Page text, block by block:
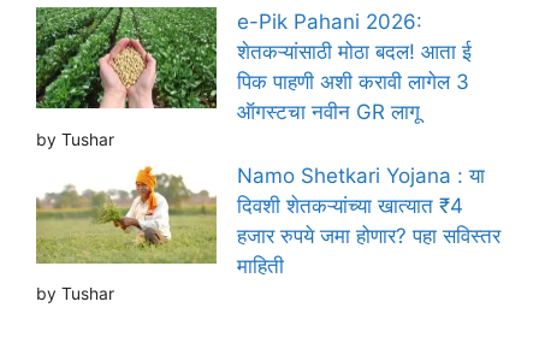
e-Pik Pahani 2026:
शेतकऱ्यांसाठी मोठा बदल! आता ई
पिक पाहणी अशी करावी लागेल 3
ऑगस्टचा नवीन GR लागू
by Tushar
Namo Shetkari Yojana : या
दिवशी शेतकऱ्यांच्या खात्यात ₹4
हजार रुपये जमा होणार? पहा सविस्तर
माहिती
by Tushar